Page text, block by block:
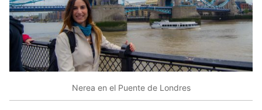
Nerea en el Puente de Londres